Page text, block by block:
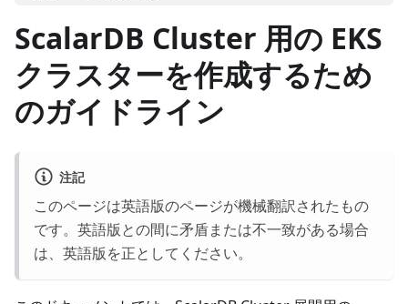
ScalarDB Cluster 用の EKS
クラスターを作成するため
のガイドライン
注記
このページは英語版のページが機械翻訳されたもの
です。英語版との間に矛盾または不一致がある場合
は、英語版を正としてください。